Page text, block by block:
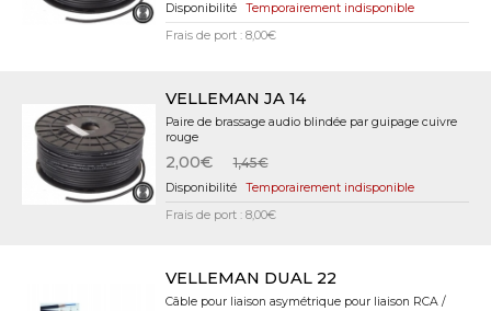
Temporairement indisponible
Frais de port : 8,00€
VELLEMAN JA 14
Paire de brassage audio blindée par guipage cuivre
rouge
2,00€ 1,45€
Temporairement indisponible
Frais de port : 8,00€
VELLEMAN DUAL 22
Câble pour liaison asymétrique pour liaison RCA /